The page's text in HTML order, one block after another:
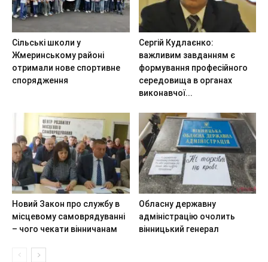
Сільські школи у
Жмеринському районі
отримали нове спортивне
спорядження
Сергій Кудлаєнко:
важливим завданням є
формування професійного
середовища в органах
виконавчої...
Новий Закон про службу в
місцевому самоврядуванні
– чого чекати вінничанам
Обласну державну
адміністрацію очолить
вінницький генерал